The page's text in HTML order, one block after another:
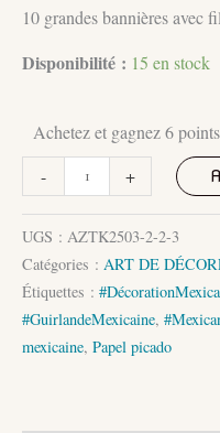
10 grandes bannières avec fil
Disponibilité : 15 en stock
Achetez et gagnez 6
-
de
Papel
Picado
+
UGS : AZTK2503-2-2-3
Catégories : ART DE
Étiquettes :
#GuirlandeMexicaine,
mexicaine, Papel picado